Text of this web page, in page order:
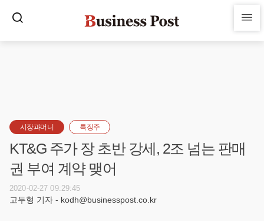
시장과머니 특징주
KT&G 주가 장 초반 강세, 2조 넘는 판매
권 부여 계약 맺어
2020-02-27 09:29:45
고두형 기자 - kodh@businesspost.co.kr